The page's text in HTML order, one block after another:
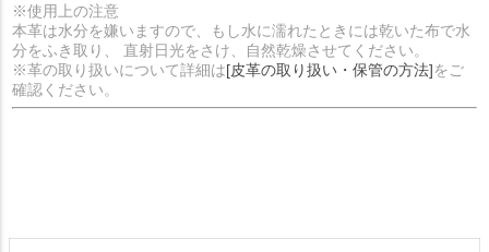
※使用上の注意
本革は水分を嫌いますので、もし水に濡れたときには乾いた布で水
分をふき取り、 直射日光をさけ、自然乾燥させてください。
※革の取り扱いについて詳細は[皮革の取り扱い・保管の方法]をご
確認ください。